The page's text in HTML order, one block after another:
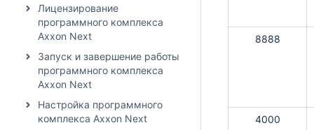
Лицензирование
программного комплекса
Axxon Next
Запуск и завершение работы
программного комплекса
Axxon Next
Настройка программного
комплекса Axxon Next
8888
4000